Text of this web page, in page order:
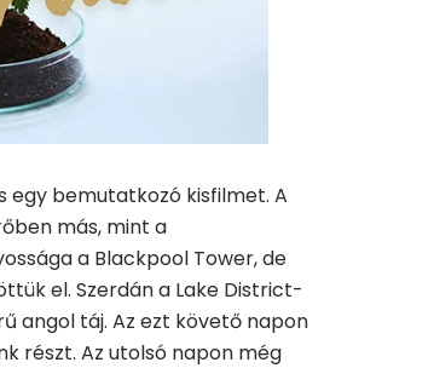
egy bemutatkozó kisfilmet. A
más, mint a
a Blackpool Tower, de
el. Szerdán a Lake District-
angol táj. Az ezt követő napon
részt. Az utolsó napon még